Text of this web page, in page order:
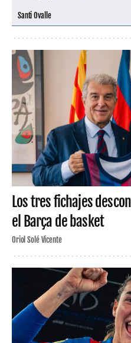
Santi Ovalle
Los tres fichajes
el Barça de basket
Oriol Solé Vicente